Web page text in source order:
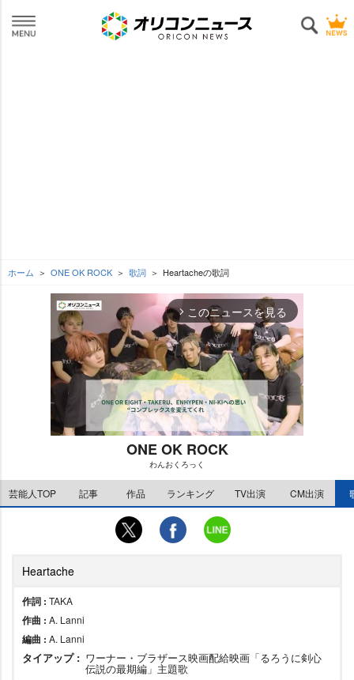
ホーム ONE OK ROCK 歌詞 Heartacheの歌詞
arrow_forward_ios このニュースを見る
M
u
t
ONE OK ROCK
わんおくろっく
芸能人TOP 記事 作品 ランキング TV出演 CM出演
Heartache
作詞 : TAKA
作曲 : A. Lanni
編曲 : A. Lanni
タイアップ : ワーナー・ブラザース映画配給映画「るろうに剣心
伝説の最期編」主題歌